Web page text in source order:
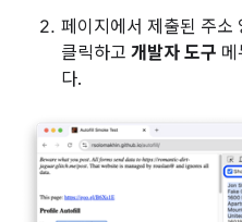
페이지에서 제출된 주소
클릭하고 개발자 도구 메
다.